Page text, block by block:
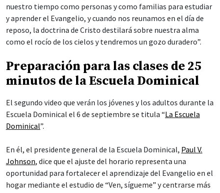
nuestro tiempo como personas y como familias para estudiar
y aprender el Evangelio, y cuando nos reunamos en el día de
reposo, la doctrina de Cristo destilará sobre nuestra alma
como el rocío de los cielos y tendremos un gozo duradero”.
Preparación para las clases de 25
minutos de la Escuela Dominical
El segundo video que verán los jóvenes y los adultos durante la
Escuela Dominical el 6 de septiembre se titula “La Escuela
Dominical”.
En él, el presidente general de la Escuela Dominical, Paul V.
Johnson, dice que el ajuste del horario representa una
oportunidad para fortalecer el aprendizaje del Evangelio en el
hogar mediante el estudio de “Ven, sígueme” y centrarse más